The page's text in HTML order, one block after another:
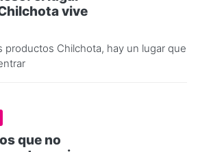
vive
productos Chilchota, hay un lugar que
que no